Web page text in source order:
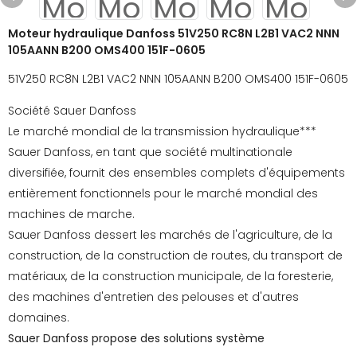
Moteur hydraulique Danfoss 51V250 RC8N L2B1 VAC2 NNN
105AANN B200 OMS400 151F-0605
51V250 RC8N L2B1 VAC2 NNN 105AANN B200 OMS400 151F-0605
Société Sauer Danfoss
Le marché mondial de la transmission hydraulique***
Sauer Danfoss, en tant que société multinationale
diversifiée, fournit des ensembles complets d'équipements
entièrement fonctionnels pour le marché mondial des
machines de marche.
Sauer Danfoss dessert les marchés de l'agriculture, de la
construction, de la construction de routes, du transport de
matériaux, de la construction municipale, de la foresterie,
des machines d'entretien des pelouses et d'autres
domaines.
Sauer Danfoss propose des solutions système